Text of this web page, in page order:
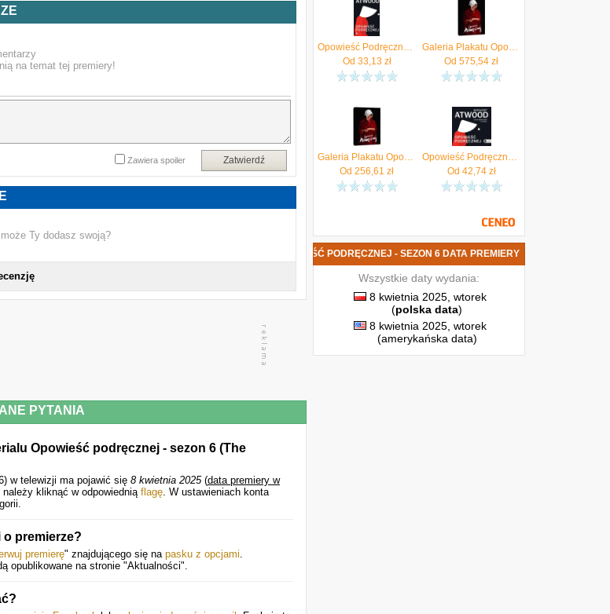
na temat tej premiery!
Zatwierdź
Zawiera spoiler
Ty dodasz swoją?
PYTANIA
Opowieść podręcznej - sezon 6 (The
w telewizji ma pojawić się 8 kwietnia 2025(data premiery w
kliknąć w odpowiednią flagę. W ustawieniach konta
premierze?
premierę" znajdującego się na pasku z opcjami.
opublikowane na stronie "Aktualności".
Opowieść Podręcznej wyd. 2023 Wielka Litera
Od 33,13 zł
Galeria Plakatu Opowieść Podręcznej Obraz Na Płótnie 90X120Cm (CGM608890X120)
Od 575,54 zł
Galeria Plakatu Opowieść Podręcznej Obraz Na Płótnie 40X50Cm (CGM608840X50)
Od 256,61 zł
Opowieść Podręcznej (audiobook)
Od 42,74zł
NOWE ODCINKI OPOWIEŚĆ PODRĘCZNEJ - SEZON 6 DATA PREMIERY
Wszystkie daty wydania:
8 kwietnia 2025, wtorek
(polska data)
8 kwietnia 2025, wtorek
(amerykańska data)